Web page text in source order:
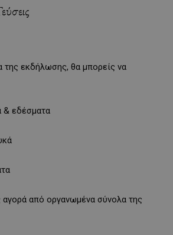
της εκδήλωσης, θα μπορείς να
& εδέσματα
αγορά από οργανωμένα σύνολα της